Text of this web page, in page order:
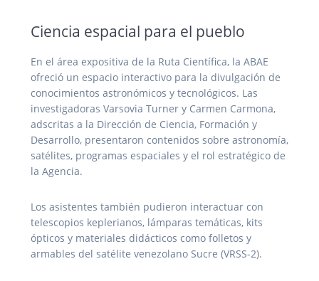
Ciencia espacial para el pueblo
En el área expositiva de la Ruta Científica, la ABAE
ofreció un espacio interactivo para la divulgación de
conocimientos astronómicos y tecnológicos. Las
investigadoras Varsovia Turner y Carmen Carmona,
adscritas a la Dirección de Ciencia, Formación y
Desarrollo, presentaron contenidos sobre astronomía,
satélites, programas espaciales y el rol estratégico de
la Agencia.
Los asistentes también pudieron interactuar con
telescopios keplerianos, lámparas temáticas, kits
ópticos y materiales didácticos como folletos y
armables del satélite venezolano Sucre (VRSS-2).